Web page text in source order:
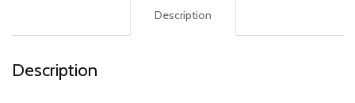
Description
Description